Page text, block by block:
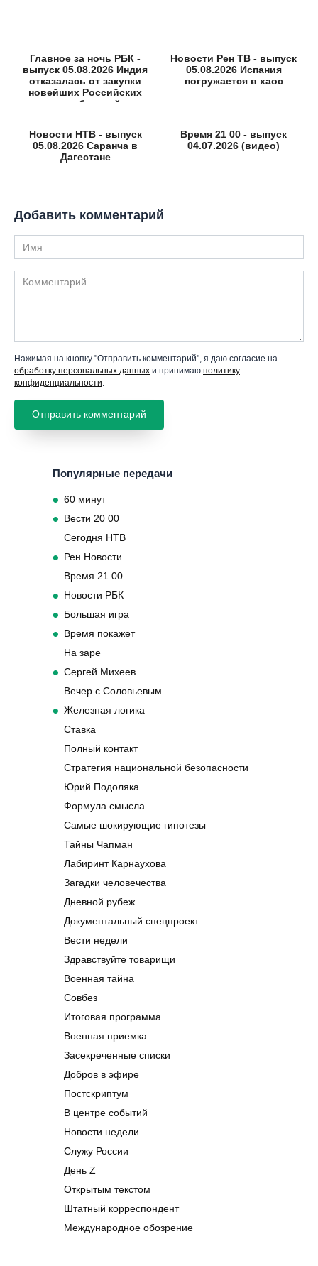
Главное за ночь РБК -
выпуск 05.08.2026 Индия
отказалась от закупки
новейших Российских
истребителей
Новости Рен ТВ - выпуск
05.08.2026 Испания
погружается в хаос
Новости НТВ - выпуск
05.08.2026 Саранча в
Дагестане
Время 21 00 - выпуск
04.07.2026 (видео)
Добавить комментарий
Имя
Комментарий
Нажимая на кнопку "Отправить комментарий", я даю согласие на
обработку персональных данных и принимаю политику
конфиденциальности
Популярные передачи
60 минут
Вести 20 00
Сегодня НТВ
Рен Новости
Время 21 00
Новости РБК
Большая игра
Время покажет
На заре
Сергей Михеев
Вечер с Соловьевым
Железная логика
Ставка
Полный контакт
Стратегия национальной безопасности
Юрий Подоляка
Формула смысла
Самые шокирующие гипотезы
Тайны Чапман
Лабиринт Карнаухова
Загадки человечества
Дневной рубеж
Документальный спецпроект
Вести недели
Здравствуйте товарищи
Военная тайна
Совбез
Итоговая программа
Военная приемка
Засекреченные списки
Добров в эфире
Постскриптум
В центре событий
Новости недели
Служу России
День Z
Открытым текстом
Штатный корреспондент
Международное обозрение